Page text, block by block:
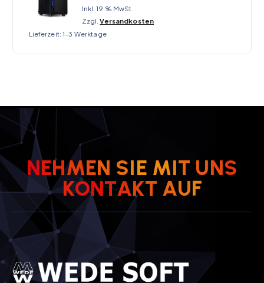
Inkl. 19 % MwSt.
Zzgl.Versandkosten
Lieferzeit:1-3 Werktage
NEHMEN SIE MIT UNS
KONTAKT AUF